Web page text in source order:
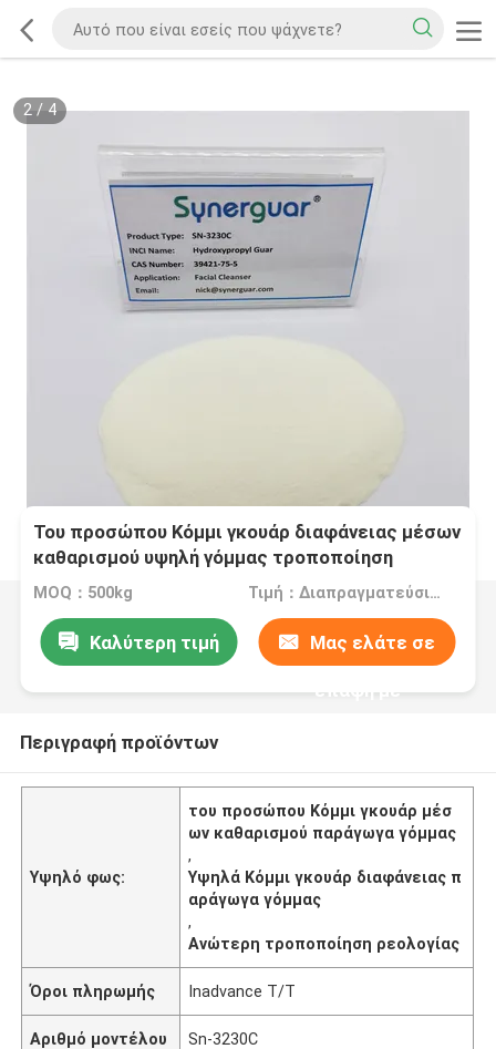
2/ 4
Του προσώπου Κόμμι γκουάρ διαφάνειας μέσων
καθαρισμού υψηλή γόμμας τροποποίηση
ρεολογίας παραγώγων ανώτερη
MOQ：500kg Τιμή：Διαπραγματεύσιμα
Καλύτερη τιμή Μας ελάτε σε
επαφή με
Περιγραφή προϊόντων
Υψηλό φως:
του προσώπου Κόμμι γκουάρ μέσ
ων καθαρισμού παράγωγα γόμμας
,
Υψηλά Κόμμι γκουάρ διαφάνειας π
αράγωγα γόμμας
,
Ανώτερη τροποποίηση ρεολογίας
Όροι πληρωμής Inadvance T/T
Αριθμό μοντέλου Sn-3230C